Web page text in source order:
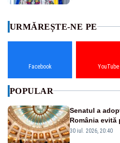
URMĂREȘTE-NE PE
Facebook YouTube
POPULAR
Senatul a
România evită
de euro din
30 iul. 2026, 20:40